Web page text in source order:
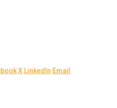
X LinkedIn Email